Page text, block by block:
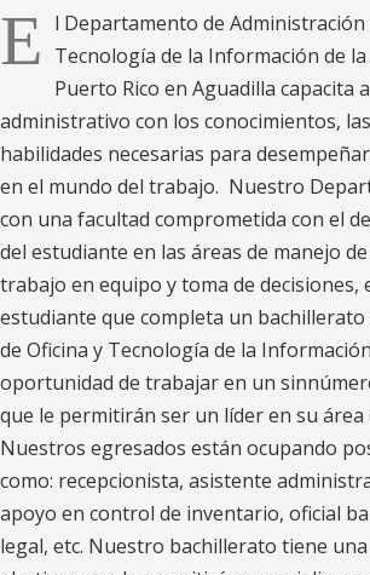
ó
n
d
e
O
f
i
c
i
n
a
y
T
e
c
E l Departamento de Administración
Tecnología de la Información de
Puerto Rico en Aguadilla capacita
administrativo con los conocimientos,
habilidades necesarias para
en el mundo del trabajo. Nuestro
con una facultad comprometida con el
del estudiante en las áreas de manejo
trabajo en equipo y toma de decisiones,
estudiante que completa un
de Oficina y Tecnología de la
oportunidad de trabajar en un
que le permitirán ser un líder en su área
Nuestros egresados están ocupando
como: recepcionista, asistente
apoyo en control de inventario, oficial
legal, etc. Nuestro bachillerato tiene